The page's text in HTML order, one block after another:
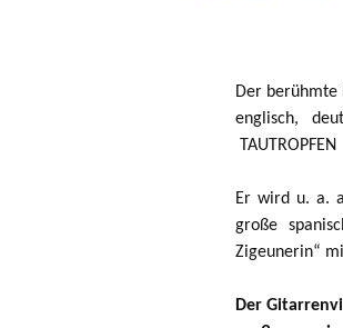
Der berühmte
englisch,
Er wird u. a.
große
Zigeunerin“
Der